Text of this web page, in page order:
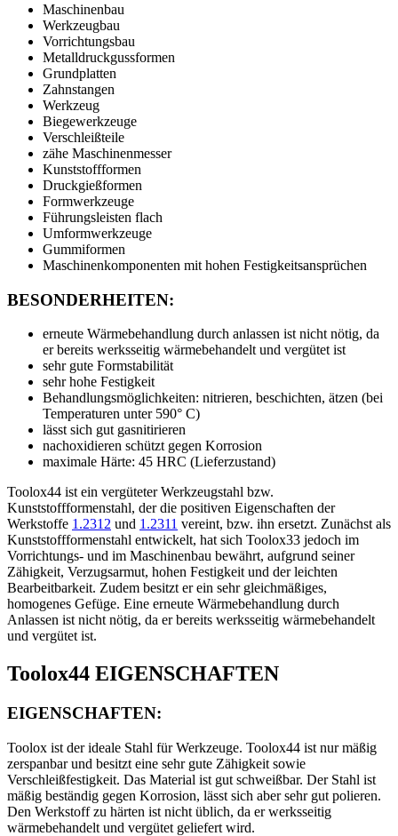
Maschinenbau
Werkzeugbau
Vorrichtungsbau
Metalldruckgussformen
Grundplatten
Zahnstangen
Werkzeug
Biegewerkzeuge
Verschleißteile
zähe Maschinenmesser
Kunststoffformen
Druckgießformen
Formwerkzeuge
Führungsleisten flach
Umformwerkzeuge
Gummiformen
Maschinenkomponenten mit hohen Festigkeitsansprüchen
BESONDERHEITEN:
erneute Wärmebehandlung durch anlassen ist nicht nötig, da
er bereits werksseitig wärmebehandelt und vergütet ist
sehr gute Formstabilität
sehr hohe Festigkeit
Behandlungsmöglichkeiten: nitrieren, beschichten, ätzen (bei
Temperaturen unter 590° C)
lässt sich gut gasnitirieren
nachoxidieren schützt gegen Korrosion
maximale Härte: 45 HRC (Lieferzustand)
Toolox44 ist ein vergüteter Werkzeugstahl bzw.
Kunststoffformenstahl, der die positiven Eigenschaften der
Werkstoffe 1.2312 und 1.2311 vereint, bzw. ihn ersetzt. Zunächst als
Kunststoffformenstahl entwickelt, hat sich Toolox33 jedoch im
Vorrichtungs- und im Maschinenbau bewährt, aufgrund seiner
Zähigkeit, Verzugsarmut, hohen Festigkeit und der leichten
Bearbeitbarkeit. Zudem besitzt er ein sehr gleichmäßiges,
homogenes Gefüge. Eine erneute Wärmebehandlung durch
Anlassen ist nicht nötig, da er bereits werksseitig wärmebehandelt
und vergütet ist.
Toolox44 EIGENSCHAFTEN
EIGENSCHAFTEN:
Toolox ist der ideale Stahl für Werkzeuge. Toolox44 ist nur mäßig
zerspanbar und besitzt eine sehr gute Zähigkeit sowie
Verschleißfestigkeit. Das Material ist gut schweißbar. Der Stahl ist
mäßig beständig gegen Korrosion, lässt sich aber sehr gut polieren.
Den Werkstoff zu härten ist nicht üblich, da er werksseitig
wärmebehandelt und vergütet geliefert wird.